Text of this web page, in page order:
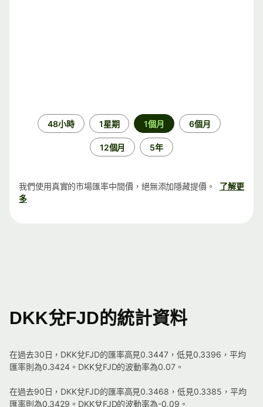
48小時 1星期 1個月 6個月
12個月 5年
我們使用真實的市場匯率中間價，絕無添加隱藏提價。
了解更
多
DKK兌FJD的統計資料
在過去30日，DKK兌FJD的匯率高見0.3447，低見0.3396，平均
匯率則為0.3424。DKK兌FJD的波動率為0.07。
在過去90日，DKK兌FJD的匯率高見0.3468，低見0.3385，平均
匯率則為0.3429。DKK兌FJD的波動率為-0.09。